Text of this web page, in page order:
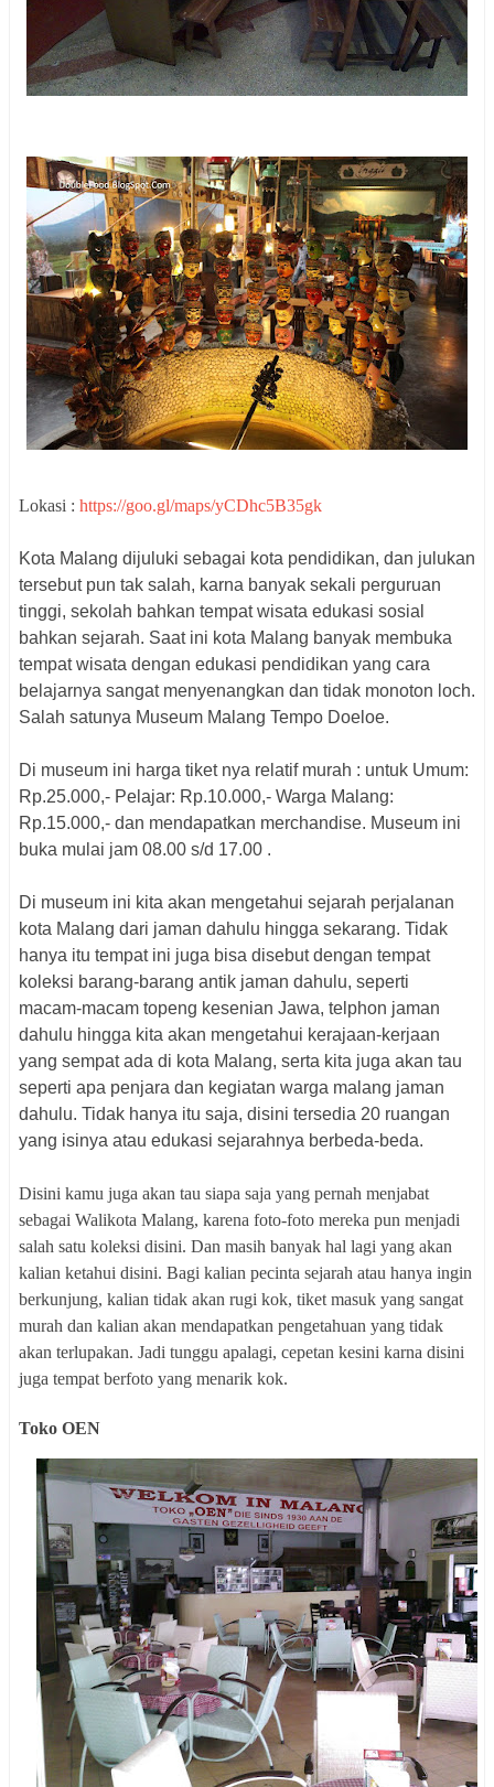
Lokasi : https://goo.gl/maps/yCDhc5B35gk
Kota Malang dijuluki sebagai kota pendidikan, dan julukan
tersebut pun tak salah, karna banyak sekali perguruan
tinggi, sekolah bahkan tempat wisata edukasi sosial
bahkan sejarah. Saat ini kota Malang banyak membuka
tempat wisata dengan edukasi pendidikan yang cara
belajarnya sangat menyenangkan dan tidak monoton loch.
Salah satunya Museum Malang Tempo Doeloe.
Di museum ini harga tiket nya relatif murah : untuk Umum:
Rp.25.000,- Pelajar: Rp.10.000,- Warga Malang:
Rp.15.000,- dan mendapatkan merchandise. Museum ini
buka mulai jam 08.00 s/d 17.00 .
Di museum ini kita akan mengetahui sejarah perjalanan
kota Malang dari jaman dahulu hingga sekarang. Tidak
hanya itu tempat ini juga bisa disebut dengan tempat
koleksi barang-barang antik jaman dahulu, seperti
macam-macam topeng kesenian Jawa, telphon jaman
dahulu hingga kita akan mengetahui kerajaan-kerjaan
yang sempat ada di kota Malang, serta kita juga akan tau
seperti apa penjara dan kegiatan warga malang jaman
dahulu. Tidak hanya itu saja, disini tersedia 20 ruangan
yang isinya atau edukasi sejarahnya berbeda-beda.
Disini kamu juga akan tau siapa saja yang pernah menjabat
sebagai Walikota Malang, karena foto-foto mereka pun menjadi
salah satu koleksi disini. Dan masih banyak hal lagi yang akan
kalian ketahui disini. Bagi kalian pecinta sejarah atau hanya ingin
berkunjung, kalian tidak akan rugi kok, tiket masuk yang sangat
murah dan kalian akan mendapatkan pengetahuan yang tidak
akan terlupakan. Jadi tunggu apalagi, cepetan kesini karna disini
juga tempat berfoto yang menarik kok.
Toko OEN